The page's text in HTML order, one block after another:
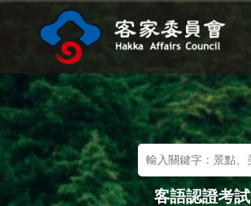
進入內容區塊
關鍵字搜尋
客語認證考試